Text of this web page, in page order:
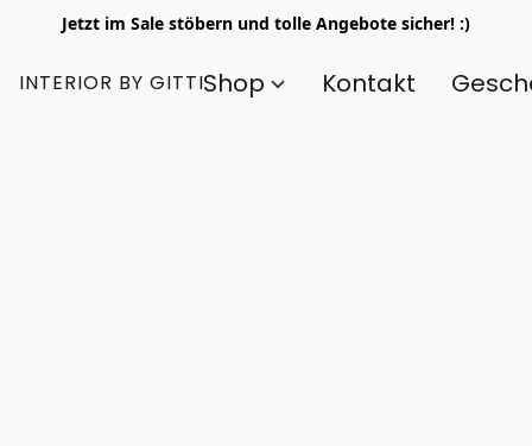
Jetzt im Sale stöbern und tolle Angebote sicher! :)
INTERIOR BY GITTIShop Kontakt